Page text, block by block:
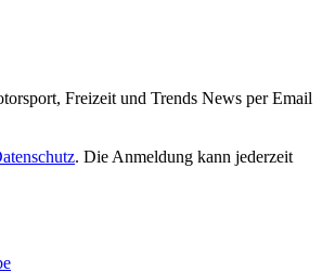
Freizeit und Trends News per Email
. Die Anmeldung kann jederzeit